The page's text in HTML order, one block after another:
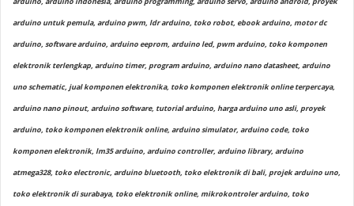
arduino untuk pemula, arduino pwm, ldr arduino, toko robot, ebook arduino, motor dc
arduino, software arduino, arduino eeprom, arduino led, pwm arduino, toko komponen
elektronik terlengkap, arduino timer, program arduino, arduino nano datasheet, arduino
uno schematic, jual komponen elektronika, toko komponen elektronik online terpercaya,
arduino nano pinout, arduino software, tutorial arduino, harga arduino uno asli, proyek
arduino, toko komponen elektronik online, arduino simulator, arduino code, toko
komponen elektronik, lm35 arduino, arduino controller, arduino library, arduino
atmega328, toko electronic, arduino bluetooth, toko elektronik di bali, projek arduino uno,
toko elektronik di surabaya, toko elektronik online, mikrokontroler arduino, toko